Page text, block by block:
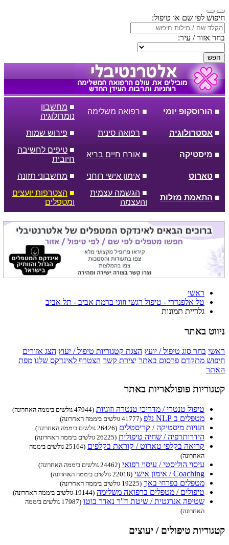
חיפוש לפי שם או טיפול:
בחר אזור / עיר:
חפש
■ הורוסקופ יומי ■ רפואה משלימה
■ מחשבון
נומרולוגיה
■ אסטרולוגיה ■ רפואה סינית ■ פירוש שמות
■ מיסטיקה ■ אורח חיים בריא
■ טיפים לחשיבה
חיובית
■ טארוט ■ אימון אישי רוחני ■ מחשבוני תזונה
■ התאמת מזלות
■ הגשמה עצמית
והעצמה
■ הצטרפות יועצים
ומטפלים
ראשי
טל אלפנדרי - טיפול רגשי וזוגי ברמת אביב - תל אביב
גלריית תמונות
ניווט באתר
ראשי בחר סוג טיפול / יועץ הצגת קטגוריות טיפול / יעוץ הצג אזורים
חיפוש מתקדם פרסום באתר יצירת קשר הצטרף לאינדקס שלנו מפת
האתר
קטגוריות פופולאריות באתר
טיפול טנטרי / מדריכי טנטרה וזוגיות (47944 גולשים ביממה האחרונה)
מטפלים ב NLP נלפ (41777 גולשים ביממה האחרונה)
חנויות מיסטיקה / קריסטלים (26426 גולשים ביממה האחרונה)
הידרותרפיה / שחיה טיפולית (26225 גולשים ביממה האחרונה)
קריאה בקלפי טארוט / קוראת בקלפים
(25164 גולשים ביממה
האחרונה)
עיסוי הוליסטי / עיסוי רפואי (24462 גולשים ביממה האחרונה)
Coaching / אימון אישי (22018 גולשים ביממה האחרונה)
מטפלים בפרחי באך (19225 גולשים ביממה האחרונה)
טיפולים / מטפלים ברפואה משלימה (19144 גולשים ביממה האחרונה)
שטיפה אנרגטית / שיטת ד"ר נאדר בוטו
(17987 גולשים ביממה
האחרונה)
קטגוריות טיפולים / יעוצים